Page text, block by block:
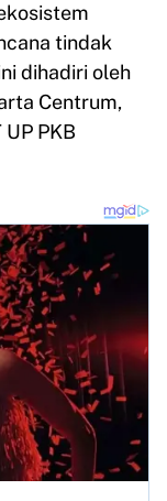
tindak
dihadiri oleh
Centrum,
PKB